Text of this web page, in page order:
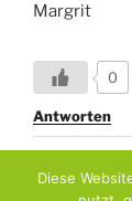
Margrit
0
Antworten
Diese